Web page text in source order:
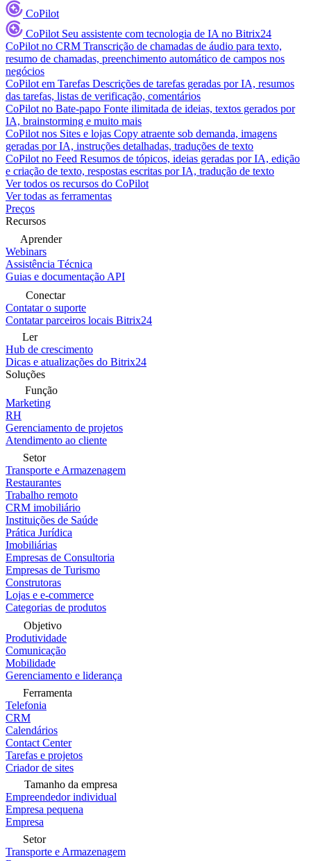
CoPilot
CoPilot Seu assistente com tecnologia de IA no Bitrix24
CoPilot no CRM Transcrição de chamadas de áudio para texto,
resumo de chamadas, preenchimento automático de campos nos
negócios
CoPilot em Tarefas Descrições de tarefas geradas por IA, resumos
das tarefas, listas de verificação, comentários
CoPilot no Bate-papo Fonte ilimitada de ideias, textos gerados por
IA, brainstorming e muito mais
CoPilot nos Sites e lojas Copy atraente sob demanda, imagens
geradas por IA, instruções detalhadas, traduções de texto
CoPilot no Feed Resumos de tópicos, ideias geradas por IA, edição
e criação de texto, respostas escritas por IA, tradução de texto
Ver todos os recursos do CoPilot
Ver todas as ferramentas
Preços
Recursos
Aprender
Webinars
Assistência Técnica
Guias e documentação API
Conectar
Contatar o suporte
Contatar parceiros locais Bitrix24
Ler
Hub de crescimento
Dicas e atualizações do Bitrix24
Soluções
Função
Marketing
RH
Gerenciamento de projetos
Atendimento ao cliente
Setor
Transporte e Armazenagem
Restaurantes
Trabalho remoto
CRM imobiliário
Instituições de Saúde
Prática Jurídica
Imobiliárias
Empresas de Consultoria
Empresas de Turismo
Construtoras
Lojas e e-commerce
Categorias de produtos
Objetivo
Produtividade
Comunicação
Mobilidade
Gerenciamento e liderança
Ferramenta
Telefonia
CRM
Calendários
Contact Center
Tarefas e projetos
Criador de sites
Tamanho da empresa
Empreendedor individual
Empresa pequena
Empresa
Setor
Transporte e Armazenagem